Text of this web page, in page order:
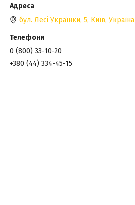
бул. Лесі Українки, 5, Київ, Україна
0 (800) 33-10-20
+380 (44) 334-45-15